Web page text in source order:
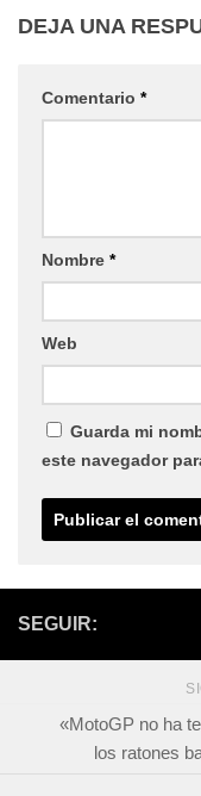
DEJA UNA
Comentario *
Nombre *
Web
Guarda mi
este navegador
SEGUIR:
«MotoGP no ha
los ratones